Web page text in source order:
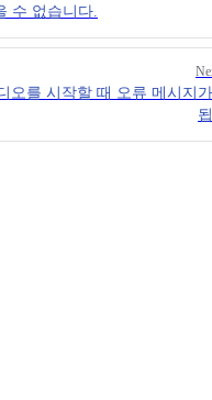
수 없습니다.
오를 시작할 때 오류 메시지